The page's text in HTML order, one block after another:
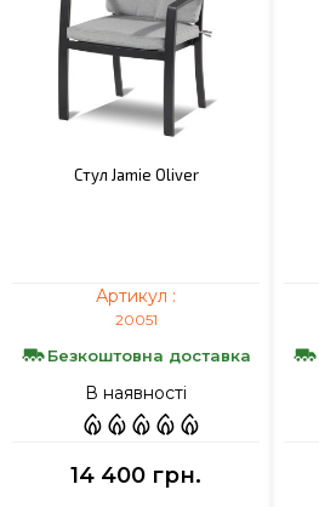
Стул Jamie Oliver
Артикул :
20051
Безкоштовна доставка
В наявності
14 400 грн.